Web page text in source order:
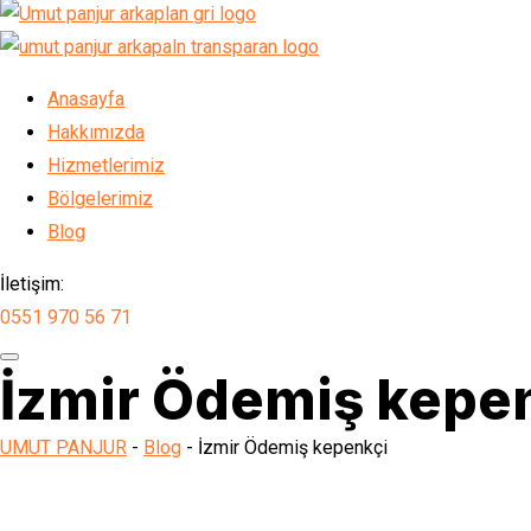
Anasayfa
Hakkımızda
Hizmetlerimiz
Bölgelerimiz
Blog
İletişim:
0551 970 56 71
İzmir Ödemiş
UMUT PANJUR - Blog - İzmir Ödemiş kepenkçi